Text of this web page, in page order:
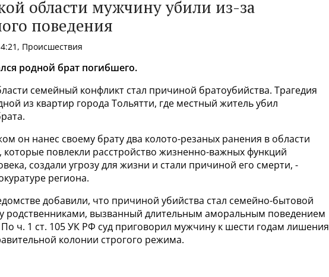
области мужчину убили из-за
поведения
Происшествия
родной брат погибшего.
семейный конфликт стал причиной братоубийства. Трагедия
из квартир города Тольятти, где местный житель убил
он нанес своему брату два колото-резаных ранения в области
которые повлекли расстройство жизненно-важных функций
создали угрозу для жизни и стали причиной его смерти, -
региона.
добавили, что причиной убийства стал семейно-бытовой
родственниками, вызванный длительным аморальным поведением
ч. 1 ст. 105 УК РФ суд приговорил мужчину к шести годам лишения
колонии строгого режима.